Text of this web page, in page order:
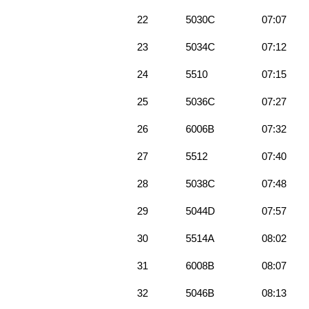
22 5030C 07:07
23 5034C 07:12
24 5510 07:15
25 5036C 07:27
26 6006B 07:32
27 5512 07:40
28 5038C 07:48
29 5044D 07:57
30 5514A 08:02
31 6008B 08:07
32 5046B 08:13